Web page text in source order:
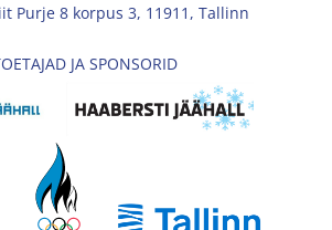
Purje 8 korpus 3, 11911, Tallinn
JA SPONSORID